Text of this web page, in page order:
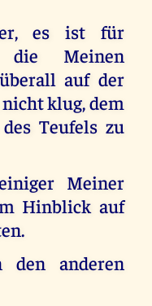
es ist für
die Meinen
auf der
klug, dem
Teufels zu
Meiner
Hinblick auf
den anderen